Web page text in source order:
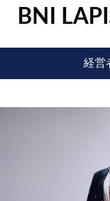
BNI
経営